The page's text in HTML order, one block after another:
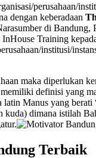
perusahaan/
dengan keberadaan
di
Training
institusi/
maka diperlukan
definisi yang
Manus yang
dimana istilah
Terbaik